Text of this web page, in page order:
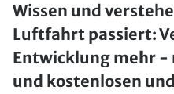
Wissen und
Luftfahrt passiert:
Entwicklung mehr -
und kostenlosen